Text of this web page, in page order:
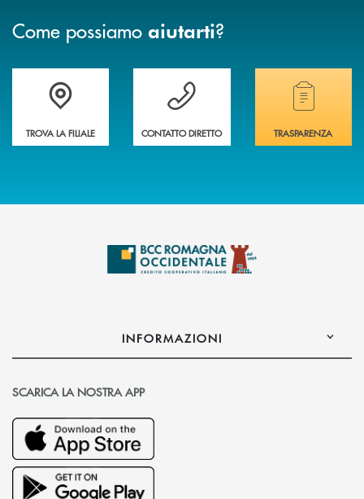
Come possiamo aiutarti?
Accedi all' elenco completo delle filiali della banca.
TROVA LA FILIALE
Hai bisogno di assistenza immediata?
CONTATTO DIRETTO
Hai bisogno di
TRASPARENZA
INFORMAZIONI
SCARICA LA NOSTRA APP